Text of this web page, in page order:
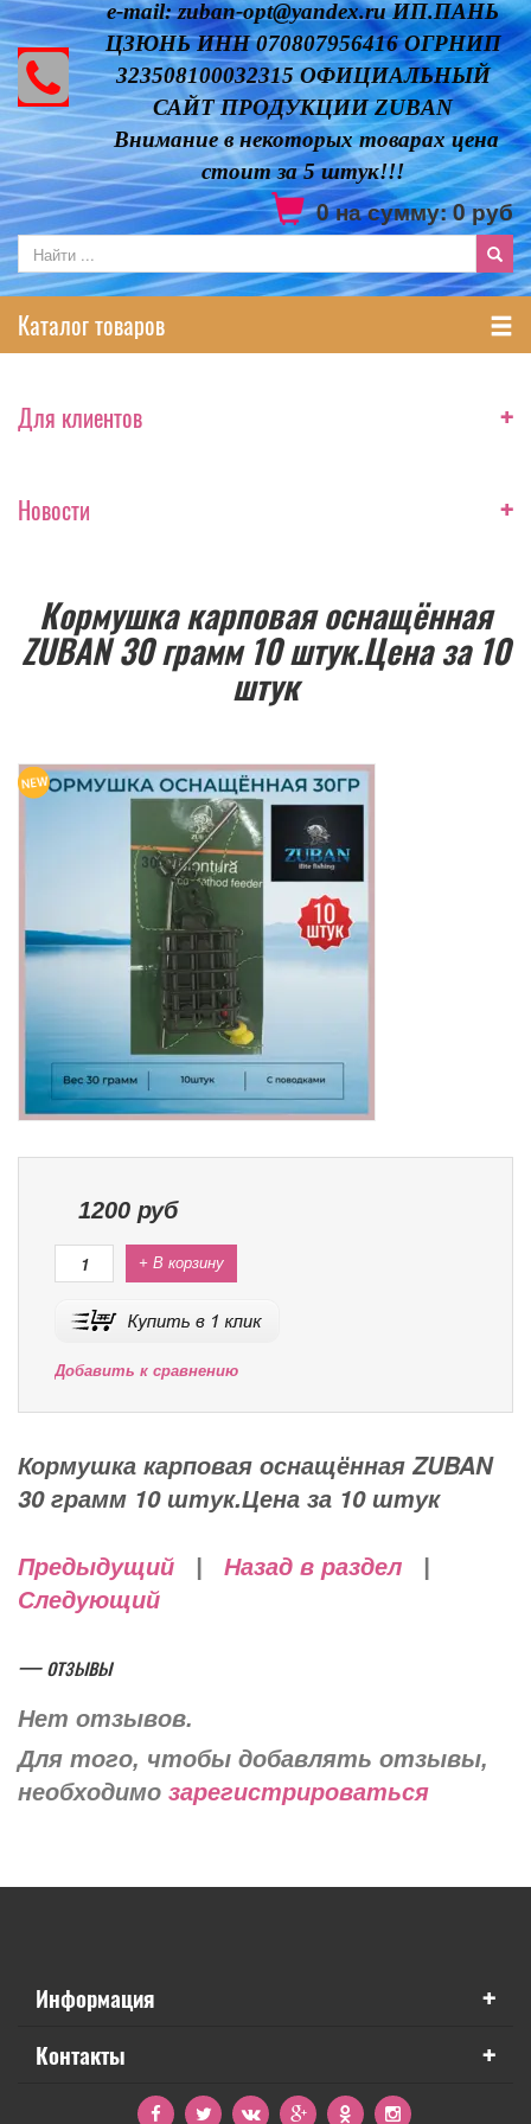
e-mail: zuban-opt@yandex.ru ИП.ПАНЬ
ЦЗЮНЬ ИНН 070807956416 ОГРНИП
323508100032315 ОФИЦИАЛЬНЫЙ
САЙТ ПРОДУКЦИИ ZUBAN
Внимание в некоторых товарах цена
стоит за 5 штук!!!
0на сумму:0руб
Каталог товаров
Для клиентов +
Новости +
Кормушка карповая оснащённая
ZUBAN 30 грамм 10 штук.Цена за 10
штук
1200 руб
+ В корзину
Добавить к сравнению
Кормушка карповая оснащённая ZUBAN
30 грамм 10 штук.Цена за 10 штук
Предыдущий Назад в раздел
Следующий
— отзывы
Нет отзывов.
Для того, чтобы добавлять отзывы,
необходимо зарегистрироваться
Информация +
Контакты +